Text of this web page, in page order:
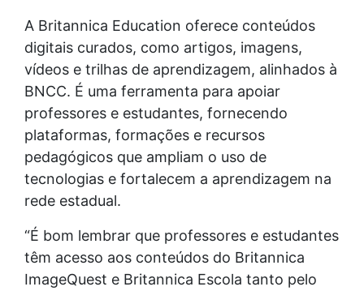
A Britannica Education oferece conteúdos
digitais curados, como artigos, imagens,
vídeos e trilhas de aprendizagem, alinhados à
BNCC. É uma ferramenta para apoiar
professores e estudantes, fornecendo
plataformas, formações e recursos
pedagógicos que ampliam o uso de
tecnologias e fortalecem a aprendizagem na
rede estadual.
“É bom lembrar que professores e estudantes
têm acesso aos conteúdos do Britannica
ImageQuest e Britannica Escola tanto pelo